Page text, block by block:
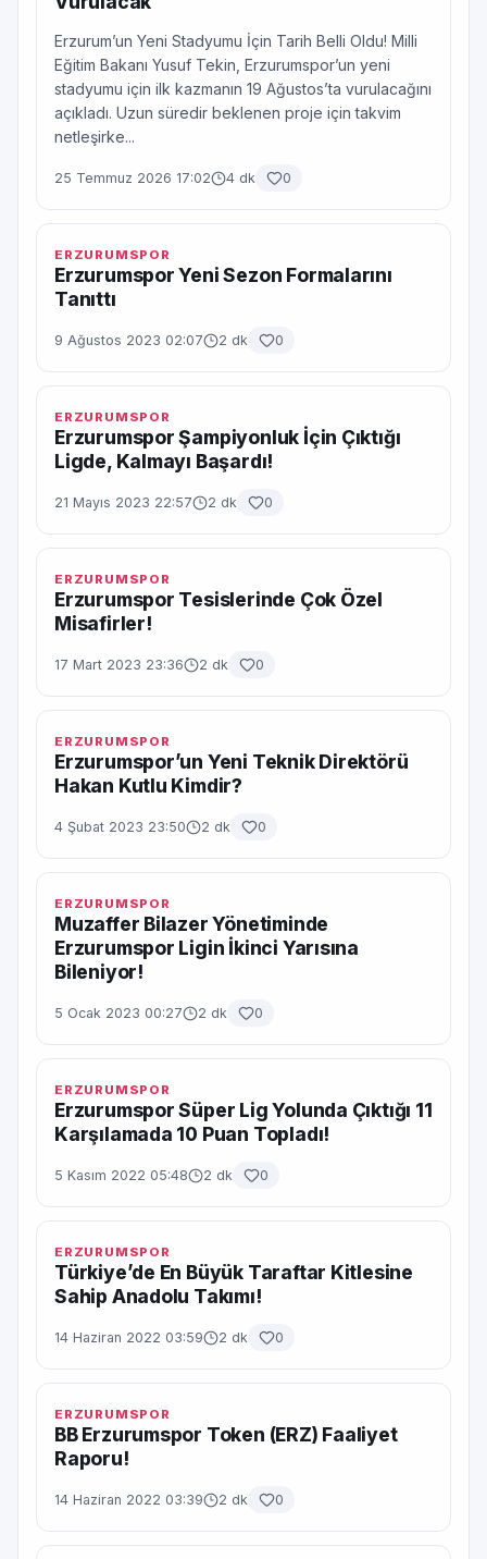
Erzurum’un Yeni Stadyumu İçin Tarih Belli Oldu! Milli
Eğitim Bakanı Yusuf Tekin, Erzurumspor’un yeni
stadyumu için ilk kazmanın 19 Ağustos’ta vurulacağını
açıkladı. Uzun süredir beklenen proje için takvim
netleşirke...
25 Temmuz 2026 17:02 4 dk 0
ERZURUMSPOR
Erzurumspor Yeni Sezon Formalarını
Tanıttı
9 Ağustos 2023 02:07 2 dk 0
ERZURUMSPOR
Erzurumspor Şampiyonluk İçin Çıktığı
Ligde, Kalmayı Başardı!
21 Mayıs 2023 22:57 2 dk 0
ERZURUMSPOR
Erzurumspor Tesislerinde Çok Özel
Misafirler!
17 Mart 2023 23:36 2 dk 0
ERZURUMSPOR
Erzurumspor’un Yeni Teknik Direktörü
Hakan Kutlu Kimdir?
4 Şubat 2023 23:50 2 dk 0
ERZURUMSPOR
Muzaffer Bilazer Yönetiminde
Erzurumspor Ligin İkinci Yarısına
Bileniyor!
5 Ocak 2023 00:27 2 dk 0
ERZURUMSPOR
Erzurumspor Süper Lig Yolunda Çıktığı 11
Karşılamada 10 Puan Topladı!
5 Kasım 2022 05:48 2 dk 0
ERZURUMSPOR
Türkiye’de En Büyük Taraftar Kitlesine
Sahip Anadolu Takımı!
14 Haziran 2022 03:59 2 dk 0
ERZURUMSPOR
BB Erzurumspor Token (ERZ) Faaliyet
Raporu!
14 Haziran 2022 03:39 2 dk 0